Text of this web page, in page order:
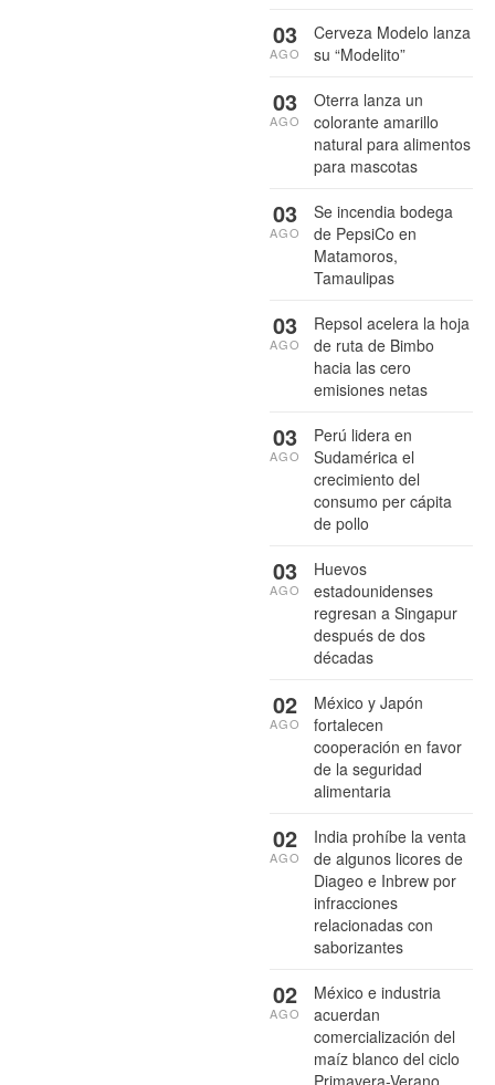
Cerveza Modelo lanza
su “Modelito”
03
AGO
Oterra lanza un
colorante amarillo
natural para alimentos
para mascotas
03
AGO
Se incendia bodega
de PepsiCo en
Matamoros,
Tamaulipas
03
AGO
Repsol acelera la hoja
de ruta de Bimbo
hacia las cero
emisiones netas
03
AGO
Perú lidera en
Sudamérica el
crecimiento del
consumo per cápita
de pollo
03
AGO
Huevos
estadounidenses
regresan a Singapur
después de dos
décadas
03
AGO
México y Japón
fortalecen
cooperación en favor
de la seguridad
alimentaria
02
AGO
India prohíbe la venta
de algunos licores de
Diageo e Inbrew por
infracciones
relacionadas con
saborizantes
02
AGO
México e industria
acuerdan
comercialización del
maíz blanco del ciclo
02
AGO